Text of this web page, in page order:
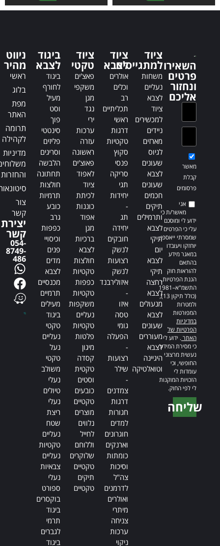
l
t
i
v
l
t
השאירו
פרטים
ונחזור
אליכם
מאשר
קבלת
פרסומים
אני
מאשר/ת כי
ידוע לי ומוסכם
עלי כי הפרטים
שמסרתי ייאספו,
יוחזקו ויעובדו
במאגר מידע
בהתאם
להוראות חוק
הגנת הפרטיות,
התשמ"א–1981
(כולל תיקון 13),
ולמטרות
המפורטות
במדיניות
הפרטיות של
האתר. ידוע לי
כי מסירת המידע
נעשית מרצוני
החופשי, וכי
עומדות לי
הזכויות המוקנות
לי לפי החוק.
שליחה
ציוד
למתגייסים
משחות
נעליים
לצבא
ציוד
למכשירים
ניידים
מארזים
לגיוס
שעונים
לצבא
שעונים
חכמים
תיקים
ותרמילים
לצבא
תיקי
יום
לצבא
תיקי
רחצה
לצבא
מנעולים
לצבא
שעונים
מעוררים
לצבא
היגיינה
וטואלטיקה
ציוד
לצבא
אולרים
וכלים
רב
תכליתיים
ראשי
דרגות
טקטיות
סקוץ
פנסי
סריקה
תגי
יחידות
-
תג
יחידה
חובקים
לנשק
רצועות
לנשק
איזולירבנד
-
איזו
טסה
גומי
הפעלה
-
רצועות
שילר
-
צמדנים
דרגות
חגורות
למדים
חוגרונים
וארנקים
כומתות
וסיכות
צה"ל
לדרמנים
ואולרים
מיתרי
צניחה
ערכות
ניקוי
ציוד
טקטי
פאצ'ים
משקפי
מגן
נגד
ירי
ערכות
עזרה
ראשונה
פאוצ'ים
לאפוד
ציוד
לכיתת
כוננות
אפוד
מגן
ברכיות
לצבא
חולצות
טקטיות
כפפות
טקטיות
משקפות
נעליים
טקטיות
פלטות
מיגון
קסדה
טקטית
וסטים
כובעים
טקטיים
מוצרים
נלווים
לחייל
וללוחם
שלוקרים
טקטיים
תיקים
טקטיים
ביגוד
לצבא
ביגוד
לחורף
מעיל
וסט
פוך
סינטטי
פליזים
וסריגים
הלבשה
תחתונה
חולצות
תרמיות
כובע
גרב
כפפות
וכיסויי
פנים
מדים
לצבא
מכנסיים
תרמיים
מעילים
ביגוד
טקטי
נעליים
נעל
טקטי
משולב
נעלי
טיולים
נעלי
ריצת
שטח
נעליים
טקטיות
נעליים
צבאיות
נעלי
ספורט
בוקסרים
ביגוד
תרמי
לגברים
ביגוד
ניווט
מהיר
ראשי
בלוג
מפת
האתר
תרומה
לקהילה
מדיניות
והחזרות
צור
קשר
יצירת
קשר
054-
8749-
486